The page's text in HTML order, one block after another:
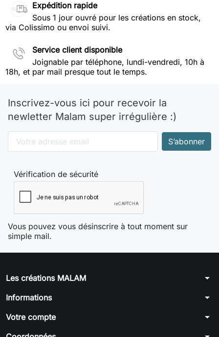
Expédition rapide
Sous 1 jour ouvré pour les créations en stock,
via Colissimo ou envoi suivi.
Service client disponible
Joignable par téléphone, lundi-vendredi, 10h à
18h, et par mail presque tout le temps.
Inscrivez-vous ici pour recevoir la
newletter Malam super irrégulière :)
Vérification de sécurité
Vous pouvez vous désinscrire à tout moment sur
simple mail.
Les créations MALAM arrow_drop_down
Informations arrow_drop_down
Votre compte arrow_drop_down